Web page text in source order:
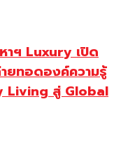
าฯ Luxury เปิด
ยทอดองค์ความรู้
Living สู่ Global